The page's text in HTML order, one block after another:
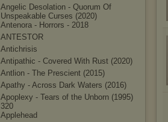
Angelic Desolation - Quorum Of
Unspeakable Curses (2020)
Antenora - Horrors - 2018
ANTESTOR
Antichrisis
Antipathic - Covered With Rust (2020)
Antlion - The Prescient (2015)
Apathy - Across Dark Waters (2016)
Apoplexy - Tears of the Unborn (1995)
320
Applehead